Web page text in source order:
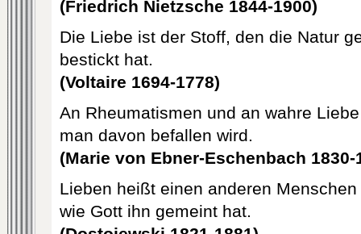
(Friedrich Nietzsche 1844-1900)
Die Liebe ist der Stoff, den die Natur
bestickt hat.
(Voltaire 1694-1778)
An Rheumatismen und an wahre
man davon befallen wird.
(Marie von Ebner-Eschenbach 1830-
Lieben heißt einen anderen
wie Gott ihn gemeint hat.